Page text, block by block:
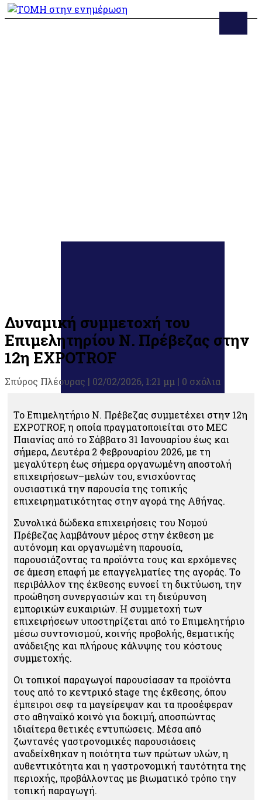
Δυναμική συμμετοχή του
Επιμελητηρίου Ν. Πρέβεζας στην
12η EXPOTROF
Σπύρος Πλέουρας | 02/02/2026, 1:21 μμ | 0 σχόλια
Το Επιμελητήριο Ν. Πρέβεζας συμμετέχει στην 12η
EXPOTROF, η οποία πραγματοποιείται στο MEC
Παιανίας από το Σάββατο 31 Ιανουαρίου έως και
σήμερα, Δευτέρα 2 Φεβρουαρίου 2026, με τη
μεγαλύτερη έως σήμερα οργανωμένη αποστολή
επιχειρήσεων–μελών του, ενισχύοντας
ουσιαστικά την παρουσία της τοπικής
επιχειρηματικότητας στην αγορά της Αθήνας.
Συνολικά δώδεκα επιχειρήσεις του Νομού
Πρέβεζας λαμβάνουν μέρος στην έκθεση με
αυτόνομη και οργανωμένη παρουσία,
παρουσιάζοντας τα προϊόντα τους και ερχόμενες
σε άμεση επαφή με επαγγελματίες της αγοράς. Το
περιβάλλον της έκθεσης ευνοεί τη δικτύωση, την
προώθηση συνεργασιών και τη διεύρυνση
εμπορικών ευκαιριών. Η συμμετοχή των
επιχειρήσεων υποστηρίζεται από το Επιμελητήριο
μέσω συντονισμού, κοινής προβολής, θεματικής
ανάδειξης και πλήρους κάλυψης του κόστους
συμμετοχής.
Οι τοπικοί παραγωγοί παρουσίασαν τα προϊόντα
τους από το κεντρικό stage της έκθεσης, όπου
έμπειροι σεφ τα μαγείρεψαν και τα προσέφεραν
στο αθηναϊκό κοινό για δοκιμή, αποσπώντας
ιδιαίτερα θετικές εντυπώσεις. Μέσα από
ζωντανές γαστρονομικές παρουσιάσεις
αναδείχθηκαν η ποιότητα των πρώτων υλών, η
αυθεντικότητα και η γαστρονομική ταυτότητα της
περιοχής, προβάλλοντας με βιωματικό τρόπο την
τοπική παραγωγή.